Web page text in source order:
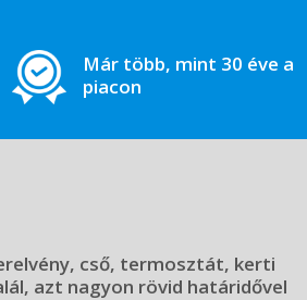
Már több, mint 30 éve a
piacon
cső, termosztát, kerti
azt nagyon rövid határidővel